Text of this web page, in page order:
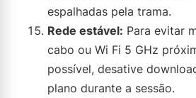
espalhadas pela trama.
Rede estável: Para evitar
cabo ou Wi Fi 5 GHz
possível, desative
plano durante a sessão.